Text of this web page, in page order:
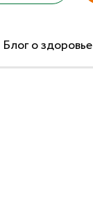
Блог о здоровье